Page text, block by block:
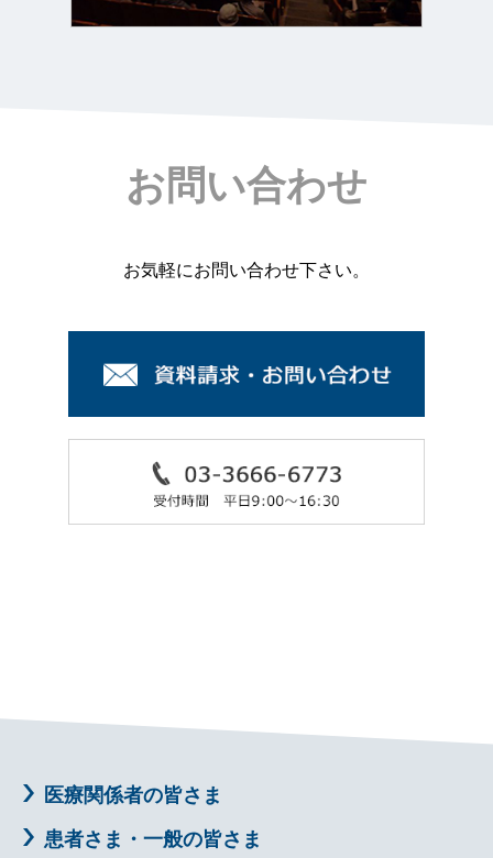
お問い合わせ
お気軽にお問い合わせ下さい。
医療関係者の皆さま
患者さま・一般の皆さま